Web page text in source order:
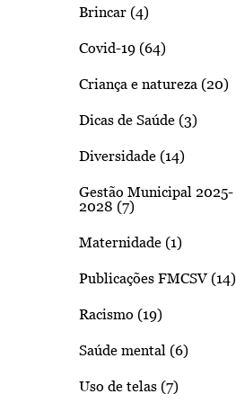
Brincar (4)
Covid-19 (64)
Criança e natureza (20)
Dicas de Saúde (3)
Diversidade (14)
Gestão Municipal 2025-
2028 (7)
Maternidade (1)
Publicações FMCSV (14)
Racismo (19)
Saúde mental (6)
Uso de telas (7)